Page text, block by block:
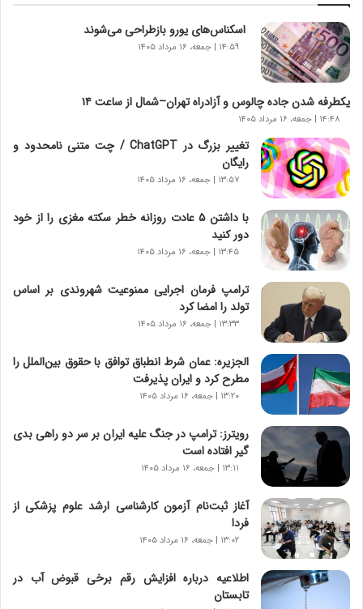
ه
ا
ی
ر
ا
ن‌
د
ر
و
ر
و
ش
ن
س
ب
ر
ن
ا
م
ج
ی
د
ا
ی
ر
ا
ن‌
اسکناس‌های یورو بازطراحی می‌شوند
۱۴:۵۹ | جمعه، ۱۶ مرداد ۱۴۰۵
یکطرفه شدن جاده چالوس و آزادراه تهران–شمال از ساعت ۱۴
۱۴:۴۸ | جمعه، ۱۶ مرداد ۱۴۰۵
تغییر بزرگ در ChatGPT / چت متنی نامحدود و
رایگان
۱۳:۵۷ | جمعه، ۱۶ مرداد ۱۴۰۵
با داشتن ۵ عادت روزانه خطر سکته مغزی را از خود
دور کنید
۱۳:۴۵ | جمعه، ۱۶ مرداد ۱۴۰۵
ترامپ فرمان اجرایی ممنوعیت شهروندی بر اساس
تولد را امضا کرد
۱۳:۳۳ | جمعه، ۱۶ مرداد ۱۴۰۵
الجزیره: عمان شرط انطباق توافق با حقوق بین‌الملل را
مطرح کرد و ایران پذیرفت
۱۳:۲۰ | جمعه، ۱۶ مرداد ۱۴۰۵
رویترز: ترامپ در جنگ علیه ایران بر سر دو راهی بدی
گیر افتاده است
۱۳:۱۱ | جمعه، ۱۶ مرداد ۱۴۰۵
آغاز ثبت‌نام‌ آزمون کارشناسی ارشد علوم پزشکی از
فردا
۱۳:۰۲ | جمعه، ۱۶ مرداد ۱۴۰۵
اطلاعیه درباره افزایش رقم برخی قبوض آب در
تابستان